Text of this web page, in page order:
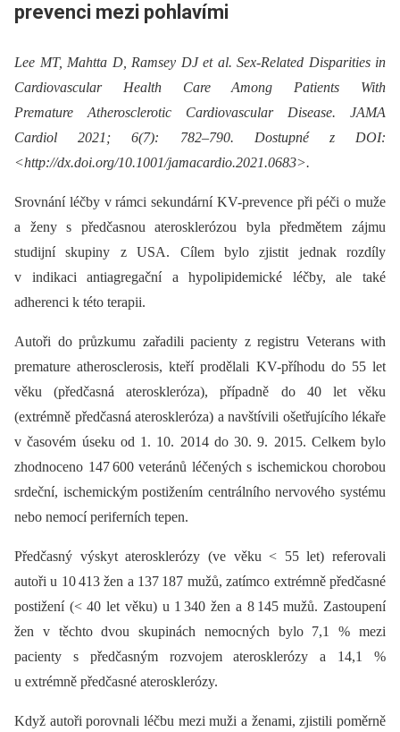
prevenci mezi pohlavími
Lee MT, Mahtta D, Ramsey DJ et al. Sex-Related Disparities in
Cardiovascular Health Care Among Patients With
Premature Atherosclerotic Cardiovascular Disease. JAMA
Cardiol 2021; 6(7): 782–790. Dostupné z DOI:
<http://dx.doi.org/10.1001/jamacardio.2021.0683>.
Srovnání léčby v rámci sekundární KV-prevence při péči o muže
a ženy s předčasnou aterosklerózou byla předmětem zájmu
studijní skupiny z USA. Cílem bylo zjistit jednak rozdíly
v indikaci antiagregační a hypolipidemické léčby, ale také
adherenci k této terapii.
Autoři do průzkumu zařadili pacienty z registru Veterans with
premature atherosclerosis, kteří prodělali KV-příhodu do 55 let
věku (předčasná ateroskleróza), případně do 40 let věku
(extrémně předčasná ateroskleróza) a navštívili ošetřujícího lékaře
v časovém úseku od 1. 10. 2014 do 30. 9. 2015. Celkem bylo
zhodnoceno 147 600 veteránů léčených s ischemickou chorobou
srdeční, ischemickým postižením centrálního nervového systému
nebo nemocí periferních tepen.
Předčasný výskyt aterosklerózy (ve věku < 55 let) referovali
autoři u 10 413 žen a 137 187 mužů, zatímco extrémně předčasné
postižení (< 40 let věku) u 1 340 žen a 8 145 mužů. Zastoupení
žen v těchto dvou skupinách nemocných bylo 7,1 % mezi
pacienty s předčasným rozvojem aterosklerózy a 14,1 %
u extrémně předčasné aterosklerózy.
Když autoři porovnali léčbu mezi muži a ženami, zjistili poměrně